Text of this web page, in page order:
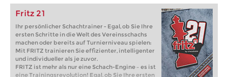
Fritz 21
Ihr persönlicher Schachtrainer - Egal, ob Sie Ihre
ersten Schritte in die Welt des Vereinsschachs
machen oder bereits auf Turnierniveau spielen:
Mit FRITZ trainieren Sie effizienter, intelligenter
und individueller als je zuvor.
FRITZ ist mehr als nur eine Schach-Engine – es ist
eine Trainingsrevolution! Egal, ob Sie Ihre ersten